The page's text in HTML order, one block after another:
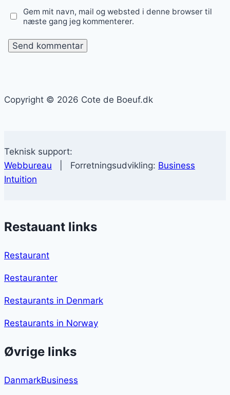
Gem mit navn, mail og websted i denne browser til
næste gang jeg kommenterer.
Copyright © 2026 Cote de Boeuf.dk
Teknisk support:
Webbureau | Forretningsudvikling: Business
Intuition
Restauant links
Restaurant
Restauranter
Restaurants in Denmark
Restaurants in Norway
Øvrige links
DanmarkBusiness